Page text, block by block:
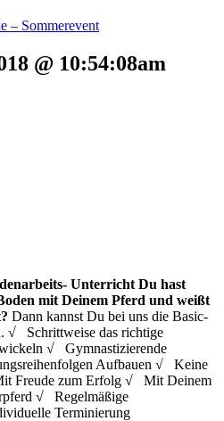
– Sommerevent
@ 10:54:08am
Unterricht Du hast
mit Deinem Pferd und weißt
Dann kannst Du bei uns die Basic-
√ Schrittweise das richtige
√ Gymnastizierende
Aufbauen √ Keine
Freude zum Erfolg √ Mit Deinem
√ Regelmäßige
Terminierung